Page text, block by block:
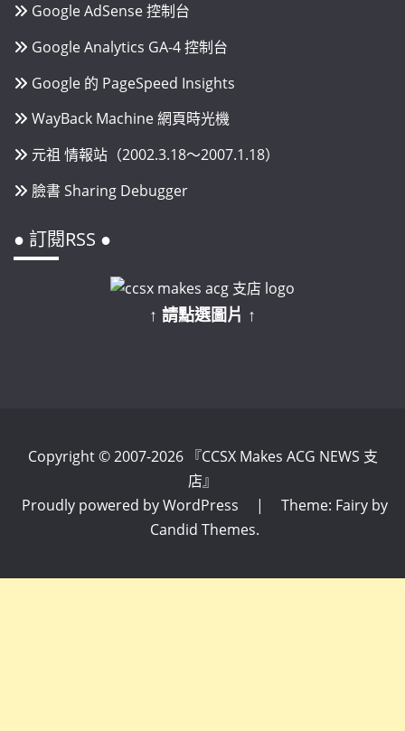
Google AdSense 控制台
Google Analytics GA-4 控制台
Google 的 PageSpeed Insights
WayBack Machine 網頁時光機
元祖 情報站（2002.3.18～2007.1.18）
臉書 Sharing Debugger
● 訂閱RSS ●
↑ 請點選圖片 ↑
Copyright © 2007-2026 『CCSX Makes ACG NEWS 支
店』
Proudly powered by WordPress
|
Theme: Fairy by
Candid Themes.